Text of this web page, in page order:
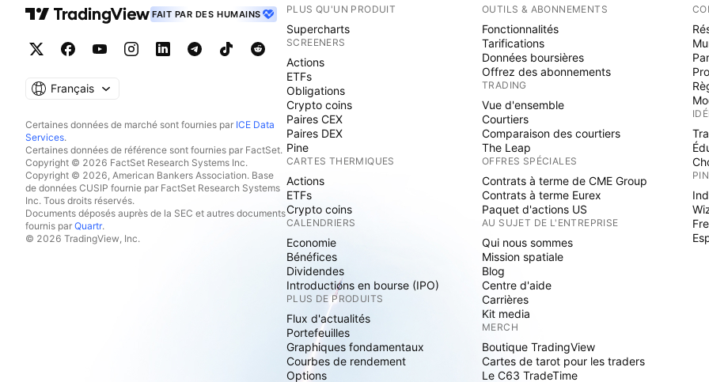
FAIT PAR DES HUMAINS
Français
Certaines données de marché sont fournies par ICE Data
Services.
Certaines données de référence sont fournies par FactSet.
Copyright © 2026 FactSet Research Systems Inc.
Copyright © 2026, American Bankers Association. Base
de données CUSIP fournie par FactSet Research Systems
Inc. Tous droits réservés.
Documents déposés auprès de la SEC et autres documents
fournis par Quartr.
© 2026 TradingView, Inc.
PLUS QU'UN PRODUIT
Supercharts
SCREENERS
Actions
ETFs
Obligations
Crypto coins
Paires CEX
Paires DEX
Pine
CARTES THERMIQUES
Actions
ETFs
Crypto coins
CALENDRIERS
Economie
Bénéfices
Dividendes
Introductions en bourse (IPO)
PLUS DE PRODUITS
Flux d'actualités
Portefeuilles
Graphiques fondamentaux
Courbes de rendement
Options
OUTILS & ABONNEMENTS
Fonctionnalités
Tarifications
Données boursières
Offrez des abonnements
TRADING
Vue d'ensemble
Courtiers
Comparaison des courtiers
The Leap
OFFRES SPÉCIALES
Contrats à terme de CME Group
Contrats à terme Eurex
Paquet d'actions US
AU SUJET DE L'ENTREPRISE
Qui nous sommes
Mission spatiale
Blog
Centre d'aide
Carrières
Kit media
MERCH
Boutique TradingView
Cartes de tarot pour les traders
Le C63 TradeTime